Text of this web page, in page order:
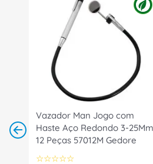
Vazador Man Jogo com
Haste Aço Redondo 3-25Mm
12 Peças 57012M Gedore
☆☆☆☆☆